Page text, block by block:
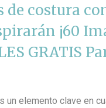
de costura
¡60
GRATIS
un elemento clave en